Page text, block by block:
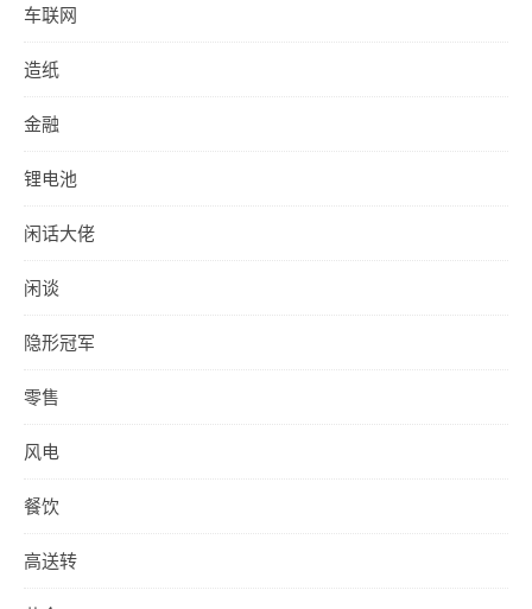
车联网
造纸
金融
锂电池
闲话大佬
闲谈
隐形冠军
零售
风电
餐饮
高送转